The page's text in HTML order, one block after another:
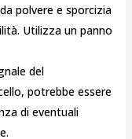
polvere e sporcizia
Utilizza un panno
del
potrebbe essere
di eventuali